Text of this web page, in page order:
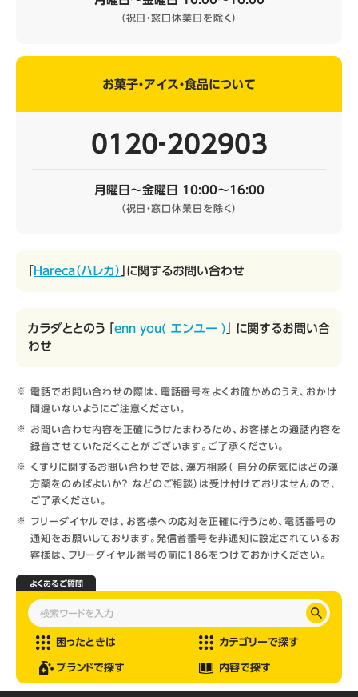
（祝日・窓口休業日を除く）
お菓子・アイス・食品について
0120‐202903
月曜日～金曜日 10:00～16:00
（祝日・窓口休業日を除く）
Hareca（ハレカ） 」に関するお問い合わせ
カラダととのう 「 enn you( エンユー ) 」 に関するお問い合
わせ
電話でお問い合わせの際は、電話番号をよくお確かめのうえ、おかけ
間違いないようにご注意ください。
お問い合わせ内容を正確にうけたまわるため、お客様との通話内容を
録音させていただくことがございます。ご了承ください。
くすりに関するお問い合わせでは、漢方相談（ 自分の病気にはどの漢
方薬をのめばよいか？ などのご相談）は受け付けておりませんので、
ご了承ください。
フリーダイヤルでは、お客様への応対を正確に行うため、電話番号の
通知をお願いしております。発信者番号を非通知に設定されているお
客様は、フリーダイヤル番号の前に186をつけておかけください。
よくあるご質問
困ったときは カテゴリーで探す
ブランドで探す 内容で探す